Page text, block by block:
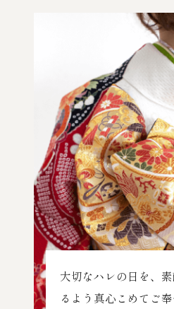
大切なハレの日を、
るよう真心こめてご奉